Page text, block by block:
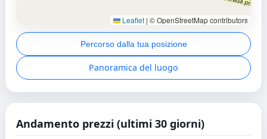
Leaflet | © OpenStreetMap contributors
Percorso dalla tua posizione
Panoramica del luogo
Andamento prezzi (ultimi 30 giorni)